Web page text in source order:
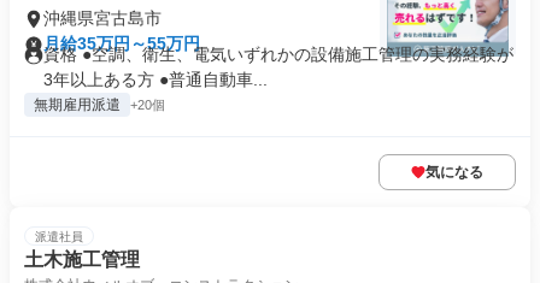
沖縄県宮古島市
月給35万円～55万円
資格 ●空調、衛生、電気いずれかの設備施工管理の実務経験が
3年以上ある方 ●普通自動車...
無期雇用派遣 +20個
気になる
派遣社員
土木施工管理